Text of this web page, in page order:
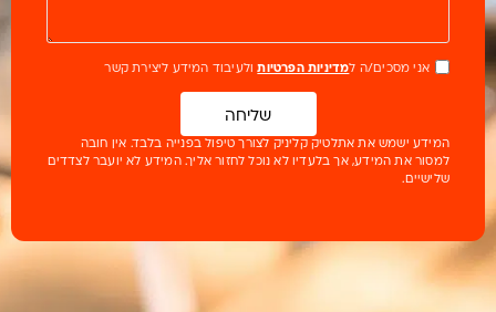
אני מסכים/ה למדיניות הפרטיותולעיבוד המידע ליצירת קשר
שליחה
המידע ישמש את אתלטיק קליניק לצורך טיפול בפנייה בלבד. אין חובה
למסור את המידע, אך בלעדיו לא נוכל לחזור אליך. המידע לא יועבר לצדדים
שלישיים.